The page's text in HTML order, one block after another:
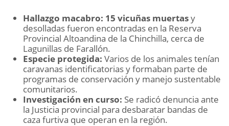
Hallazgo macabro: 15 vicuñas muertasy
desolladas fueron encontradas en la Reserva
Provincial Altoandina de la Chinchilla, cerca de
Lagunillas de Farallón.
Especie protegida: Varios de los animales tenían
caravanas identificatorias y formaban parte de
programas de conservación y manejo sustentable
comunitarios.
Investigación en curso: Se radicó denuncia ante
la Justicia provincial para desbaratar bandas de
caza furtiva que operan en la región.